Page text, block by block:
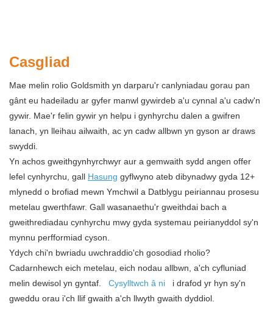
Casgliad
Mae melin rolio Goldsmith yn darparu'r canlyniadau gorau pan
gânt eu hadeiladu ar gyfer manwl gywirdeb a'u cynnal a'u cadw'n
gywir. Mae'r felin gywir yn helpu i gynhyrchu dalen a gwifren
lanach, yn lleihau ailwaith, ac yn cadw allbwn yn gyson ar draws
swyddi.
Yn achos gweithgynhyrchwyr aur a gemwaith sydd angen offer
lefel cynhyrchu, gall Hasung gyflwyno ateb dibynadwy gyda 12+
mlynedd o brofiad mewn Ymchwil a Datblygu peiriannau prosesu
metelau gwerthfawr. Gall wasanaethu'r gweithdai bach a
gweithrediadau cynhyrchu mwy gyda systemau peirianyddol sy'n
mynnu perfformiad cyson.
Ydych chi'n bwriadu uwchraddio'ch gosodiad rholio?
Cadarnhewch eich metelau, eich nodau allbwn, a'ch cyfluniad
melin dewisol yn gyntaf.
Cysylltwch â ni
i drafod yr hyn sy'n
gweddu orau i'ch llif gwaith a'ch llwyth gwaith dyddiol.